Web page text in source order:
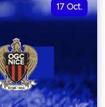
17 Oct.